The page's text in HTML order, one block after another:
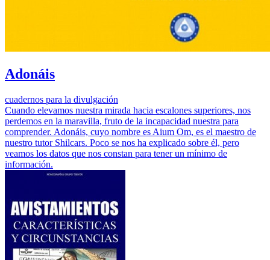
Adonáis
cuadernos para la divulgación
Cuando elevamos nuestra mirada hacia escalones superiores, nos
perdemos en la maravilla, fruto de la incapacidad nuestra para
comprender. Adonáis, cuyo nombre es Aium Om, es el maestro de
nuestro tutor Shilcars. Poco se nos ha explicado sobre él, pero
veamos los datos que nos constan para tener un mínimo de
información.